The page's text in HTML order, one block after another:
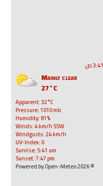
Mainly clear
27°C
Apparent: 32°C
Pressure: 1010 mb
Humidity: 81%
Winds: 4 km/h SSW
Windgusts: 24 km/h
UV-Index: 0
Sunrise: 5:41 am
Sunset: 7:47 pm
© 2026 Powered by Open-Meteo